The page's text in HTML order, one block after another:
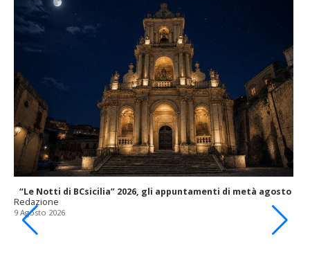
“Le Notti di BCsicilia” 2026, gli appuntamenti di metà agosto
Redazione
9 Agosto 2026